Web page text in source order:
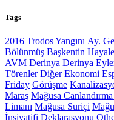
Tags
2016 Trodos Yangını Ay.
Bölünmüş Başkentin
AVM Derinya Derinya
Törenler Diğer Ekonomi
Friday Görüşme
Maraş Mağusa
Limanı Mağusa Suriçi
İnsiyatifi Deklarasyonu